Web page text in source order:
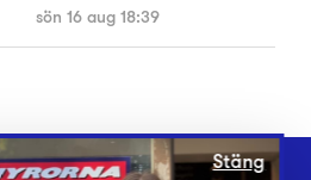
sön 16 aug 18:39
Stäng